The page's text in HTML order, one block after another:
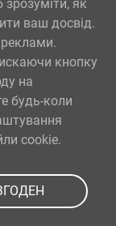
Nr. 17.1-1-L-
aģentūru par
MVU inovatīvas
як
ваш досвід.
кнопку
на
будь-коли
cookie.